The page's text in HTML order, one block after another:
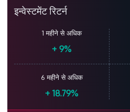
इन्वेस्टमेंट रिटर्न
1 महीने से अधिक
+ 9%
6 महीने से अधिक
+ 18.79%